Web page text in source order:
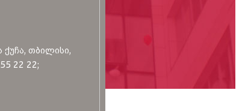
ქუჩა, თბილისი,
22 22;